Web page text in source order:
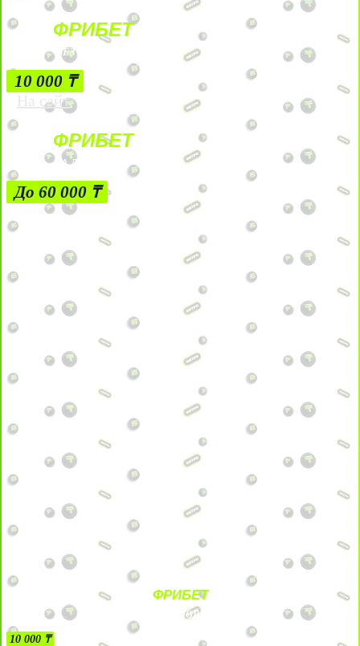
ФРИБЕТ
БЕЗ УСЛОВИЙ
10 000 ₸
На сайт
ФРИБЕТ
ЗА ДЕПОЗИТЫ
До 60 000 ₸
ФРИБЕТ
БЕЗ УСЛОВИЙ
10 000 ₸